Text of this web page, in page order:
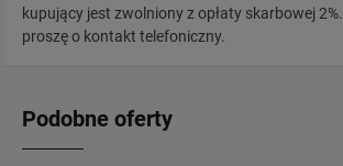
kupujący jest zwolniony z opłaty skarbowej
proszę o kontakt telefoniczny.
Podobne oferty